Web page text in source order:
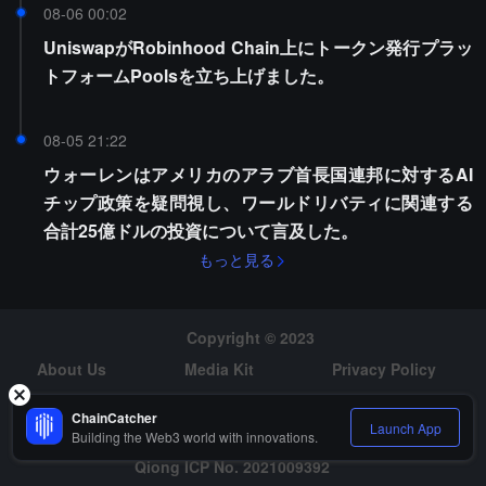
08-06 00:02
UniswapがRobinhood Chain上にトークン発行プラッ
トフォームPoolsを立ち上げました。
08-05 21:22
ウォーレンはアメリカのアラブ首長国連邦に対するAI
チップ政策を疑問視し、ワールドリバティに関連する
合計25億ドルの投資について言及した。
もっと見る
Copyright © 2023
About Us
Media Kit
Privacy Policy
Risk Warning
Hiring
Qiong ICP No. 2021009392
ChainCatcher
Building the Web3 world with innovations. Launch App